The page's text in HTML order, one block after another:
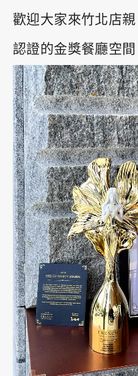
歡迎大家來竹北店
認證的金獎餐廳空間